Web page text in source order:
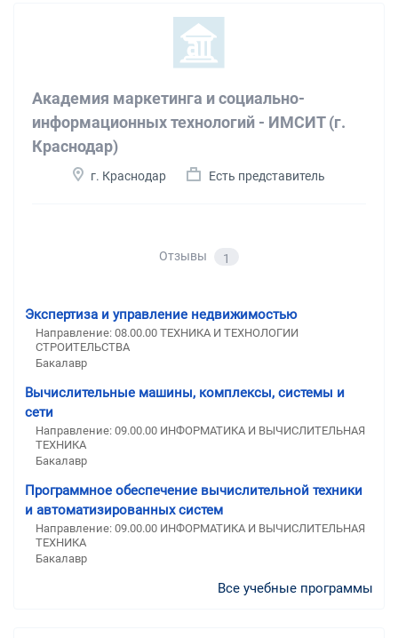
Академия маркетинга и социально-
информационных технологий - ИМСИТ (г.
Краснодар)
г. Краснодар Есть представитель
Отзывы 1
Экспертиза и управление недвижимостью
Направление: 08.00.00 ТЕХНИКА И ТЕХНОЛОГИИ
СТРОИТЕЛЬСТВА
Бакалавр
Вычислительные машины, комплексы, системы и
сети
Направление: 09.00.00 ИНФОРМАТИКА И ВЫЧИСЛИТЕЛЬНАЯ
ТЕХНИКА
Бакалавр
Программное обеспечение вычислительной техники
и автоматизированных систем
Направление: 09.00.00 ИНФОРМАТИКА И ВЫЧИСЛИТЕЛЬНАЯ
ТЕХНИКА
Бакалавр
Все учебные программы